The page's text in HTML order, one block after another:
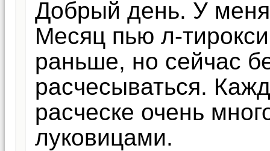
Добрый день. У
Месяц пью л-
раньше, но сейчас
расчесываться.
расческе очень
луковицами.